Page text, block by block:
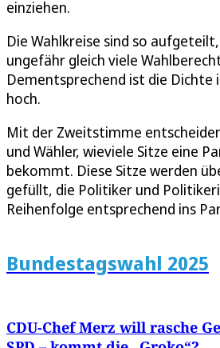
einziehen.
Die Wahlkreise sind so
ungefähr gleich viele
Dementsprechend ist die Dichte
hoch.
Mit der Zweitstimme
und Wähler, wieviele Sitze eine
bekommt. Diese Sitze werden
gefüllt, die Politiker und
Reihenfolge entsprechend ins
Bundestagswahl 2025
CDU-Chef Merz will rasche